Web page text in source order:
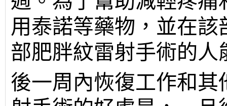
用泰諾等藥物，並在
部肥胖紋雷射手術的人
後一周內恢復工作和